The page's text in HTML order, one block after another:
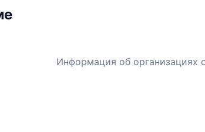
Информация об организациях